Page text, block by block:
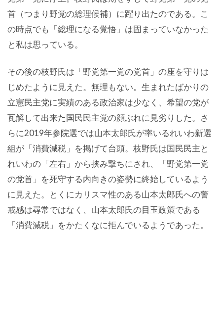
首（つまり野党の総理候補）に躍り出たのである。こ
の時点でも「総理になる覚悟」は固まっていなかった
と私は思っている。
その後の枝野氏は「野党第一党の党首」の座を守りは
じめたように見えた。無理もない。生まれたばかりの
立憲民主党に実績のある政治家は少なく、希望の党が
瓦解して出来た国民民主党の顔ぶれに見劣りした。さ
らに2019年参院選では山本太郎氏が率いるれいわ新選
組が「消費減税」を掲げて台頭。枝野氏は国民民主と
れいわの「左右」から挟み撃ちにされ、「野党第一党
の党首」を死守する内向きの姿勢に終始しているよう
に見えた。とくにカリスマ性のある山本太郎氏への警
戒感は尋常ではなく、山本太郎氏の目玉政策である
「消費減税」をかたくなに拒んでいるようであった。